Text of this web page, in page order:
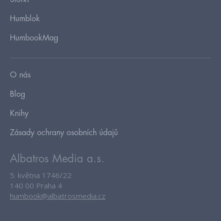
Humblok
HumbookMag
O nás
Blog
Knihy
Zásady ochrany osobních údajů
Albatros Media a.s.
5. května 1746/22
140 00 Praha 4
humbook@albatrosmedia.cz